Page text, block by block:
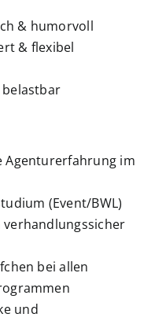
& humorvoll
& flexibel
Agenturerfahrung im
(Event/BWL)
verhandlungssicher
bei allen
und